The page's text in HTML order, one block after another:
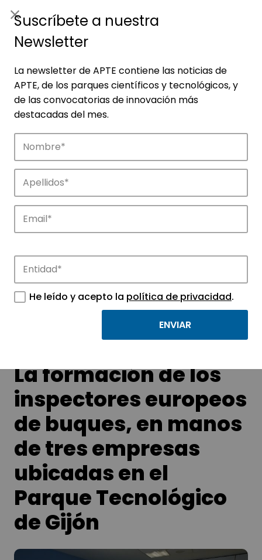
Conoce las noticias más destacadas de
APTE y sus parques científicos y
La formación de los
inspectores europeos
de buques, en manos
de tres empresas
ubicadas en el
Parque Tecnológico
de Gijón
Suscríbete a nuestra
Newsletter
La newsletter de APTE contiene las noticias de
APTE, de los parques científicos y tecnológicos, y
de las convocatorias de innovación más
destacadas del mes.
He leído y acepto la política de privacidad.